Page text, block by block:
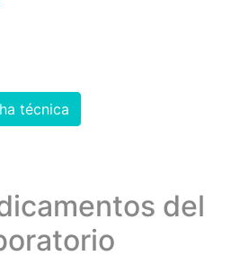
técnica
del